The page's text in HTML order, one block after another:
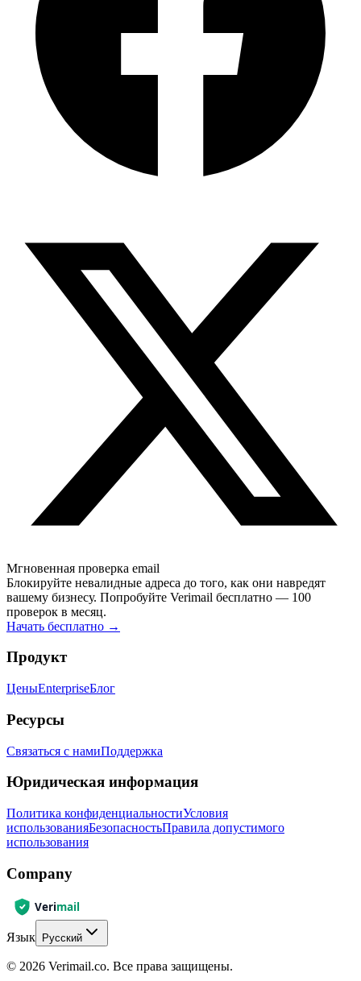
Мгновенная проверка email
Блокируйте невалидные адреса до того, как они навредят
вашему бизнесу. Попробуйте Verimail бесплатно — 100
проверок в месяц.
Начать бесплатно →
Продукт
ЦеныEnterpriseБлог
Ресурсы
Связаться с намиПоддержка
Юридическая информация
Политика конфиденциальностиУсловия
использованияБезопасностьПравила допустимого
использования
Company
Язык Русский
© 2026 Verimail.co. Все права защищены.